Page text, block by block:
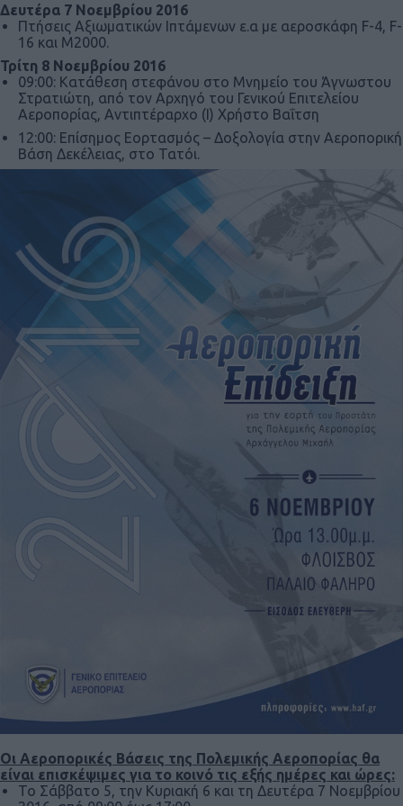
Δευτέρα 7 Νοεμβρίου 2016
Πτήσεις Αξιωματικών Ιπτάμενων ε.α με αεροσκάφη F-4, F-
16 και M2000.
Τρίτη 8 Νοεμβρίου 2016
09:00: Κατάθεση στεφάνου στο Μνημείο του Άγνωστου
Στρατιώτη, από τον Αρχηγό του Γενικού Επιτελείου
Αεροπορίας, Αντιπτέραρχο (Ι) Χρήστο Βαΐτση
12:00: Επίσημος Εορτασμός – Δοξολογία στην Αεροπορική
Βάση Δεκέλειας, στο Τατόι.
Οι Αεροπορικές Βάσεις της Πολεμικής Αεροπορίας θα
είναι επισκέψιμες για το κοινό τις εξής ημέρες και ώρες:
Το Σάββατο 5, την Κυριακή 6 και τη Δευτέρα 7 Νοεμβρίου